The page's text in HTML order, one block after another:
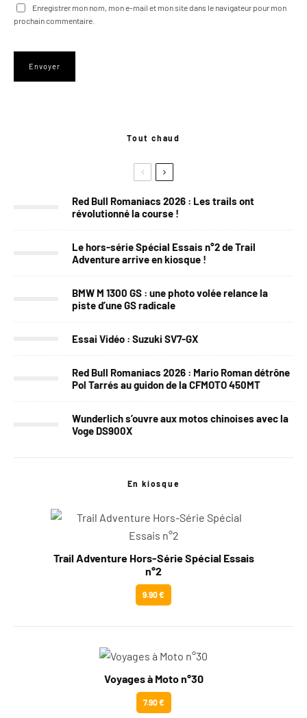
Enregistrer mon nom, mon e-mail et mon site dans le navigateur pour mon
prochain commentaire.
Tout chaud
Red Bull Romaniacs 2026 : Les trails ont
révolutionné la course !
Le hors-série Spécial Essais n°2 de Trail
Adventure arrive en kiosque !
BMW M 1300 GS : une photo volée relance la
piste d’une GS radicale
Essai Vidéo : Suzuki SV7-GX
Red Bull Romaniacs 2026 : Mario Roman détrône
Pol Tarrés au guidon de la CFMOTO 450MT
Wunderlich s’ouvre aux motos chinoises avec la
Voge DS900X
En kiosque
Trail Adventure Hors-Série Spécial Essais
n°2
9.90 €
Voyages à Moto n°30
7.90 €